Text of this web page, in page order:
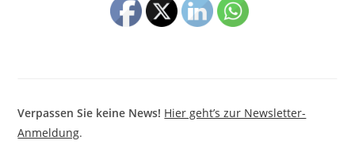
Verpassen Sie keine News! Hier geht’s zur Newsletter-
Anmeldung.